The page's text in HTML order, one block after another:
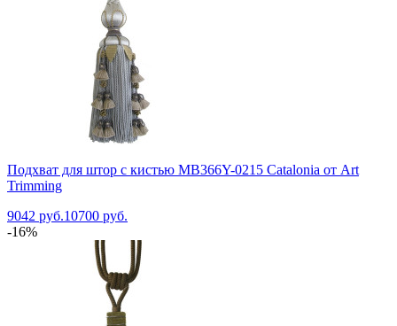
Подхват для штор с кистью MB366Y-0215 Catalonia от Art
Trimming
9042 руб.10700 руб.
-16%